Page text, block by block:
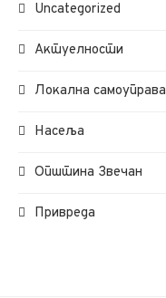
Uncategorized
Актуелности
Локална самоуправа
Насеља
Општина Звечан
Привреда